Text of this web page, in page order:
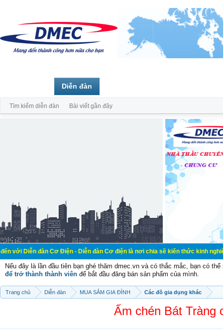
đàn Cơ Điện - Diễn đàn Cơ điện là nơi chia sẽ kiến thức kinh nghiệm
Nếu đây là lần đầu tiên bạn ghé thăm dmec.vn và có thắc mắc, bạn có
để trở thành thành viên để bắt đầu đăng bán sản phẩm của mình.
Trang chủ Diễn đàn MUA SẮM GIA ĐÌNH Các đồ gia dụng khác
Ấm chén Bát Tràng
Diễn đàn
Tìm kiếm diễn đàn Bài viết gần đây